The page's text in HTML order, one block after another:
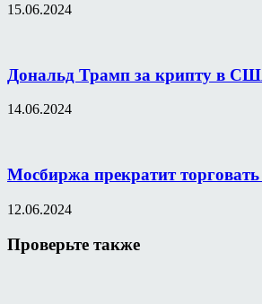
15.06.2024
Дональд Трамп за крипту в
14.06.2024
Мосбиржа прекратит
12.06.2024
Проверьте также